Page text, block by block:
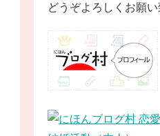
どうぞよろしくお願い